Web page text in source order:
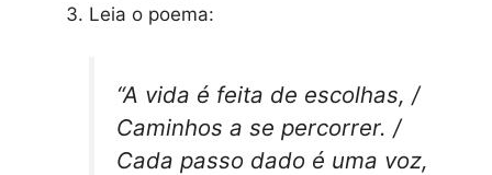
Leia o poema:
“A vida é feita de escolhas, /
Caminhos a se percorrer. /
Cada passo dado é uma voz,